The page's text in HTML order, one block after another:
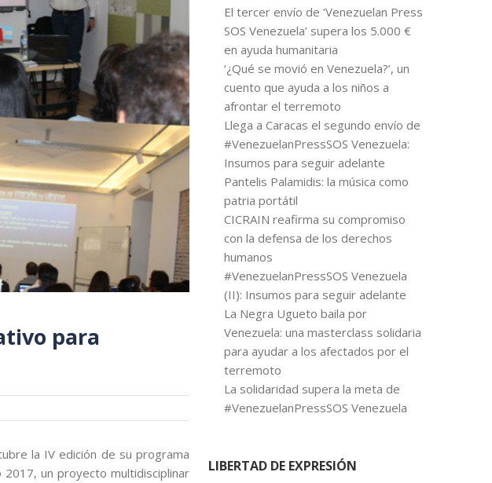
para
la IV edición de su programa
un proyecto multidisciplinar
El tercer envío de ‘Venezuelan Press
SOS Venezuela’ supera los 5.000 €
en ayuda humanitaria
‘¿Qué se movió en Venezuela?’, un
cuento que ayuda a los niños a
afrontar el terremoto
Llega a Caracas el segundo envío de
#VenezuelanPressSOS Venezuela:
Insumos para seguir adelante
Pantelis Palamidis: la música como
patria portátil
CICRAIN reafirma su compromiso
con la defensa de los derechos
humanos
#VenezuelanPressSOS Venezuela
(II): Insumos para seguir adelante
La Negra Ugueto baila por
Venezuela: una masterclass solidaria
para ayudar a los afectados por el
terremoto
La solidaridad supera la meta de
#VenezuelanPressSOS Venezuela
LIBERTAD DE EXPRESIÓN